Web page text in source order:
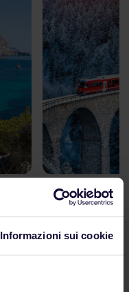
Informazioni sui cookie
Attraverso
ancora